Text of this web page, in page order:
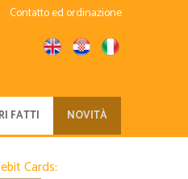
Contatto ed ordinazione
FATTI NOVITÀ
Cards: